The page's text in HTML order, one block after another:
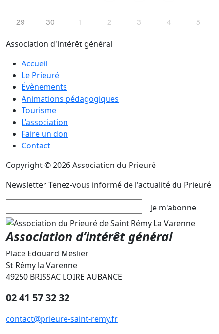
29 30 1 2 3 4 5
Association d'intérêt général
Accueil
Le Prieuré
Évènements
Animations pédagogiques
Tourisme
L’association
Faire un don
Contact
Copyright © 2026 Association du Prieuré
NewsletterTenez-vous informé de l'actualité du Prieuré
Je m'abonne
Association d’intérêt général
Place Edouard Meslier
St Rémy la Varenne
49250 BRISSAC LOIRE AUBANCE
02 41 57 32 32
contact@prieure-saint-remy.fr